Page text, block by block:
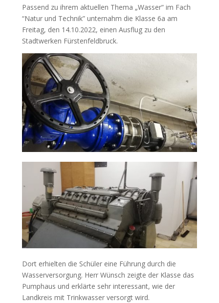
Passend zu ihrem aktuellen Thema „Wasser“ im Fach
“Natur und Technik” unternahm die Klasse 6a am
Freitag, den 14.10.2022, einen Ausflug zu den
Stadtwerken Fürstenfeldbruck.
Dort erhielten die Schüler eine Führung durch die
Wasserversorgung. Herr Wünsch zeigte der Klasse das
Pumphaus und erklärte sehr interessant, wie der
Landkreis mit Trinkwasser versorgt wird.